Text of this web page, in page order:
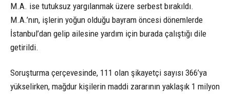
M.A. ise tutuksuz yargılanmak üzere serbest bırakıldı.
M.A.’nın, işlerin yoğun olduğu bayram öncesi dönemlerde
İstanbul’dan gelip ailesine yardım için burada çalıştığı dile
getirildi.
Soruşturma çerçevesinde, 111 olan şikayetçi sayısı 366’ya
yükselirken, mağdur kişilerin maddi zararının yaklaşık 1 milyon